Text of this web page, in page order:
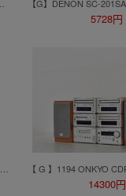
5728円
14300円